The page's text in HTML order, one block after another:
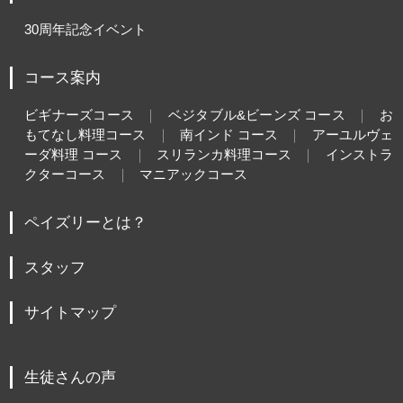
30周年記念イベント
コース案内
ビギナーズコース ベジタブル&ビーンズ コース
お
もてなし料理コース
南インド コース
アーユルヴェ
ーダ料理 コース
スリランカ料理コース
インストラ
クターコース
マニアックコース
ペイズリーとは？
スタッフ
サイトマップ
生徒さんの声